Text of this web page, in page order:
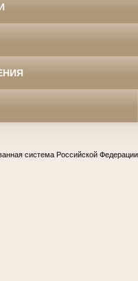
система Российской